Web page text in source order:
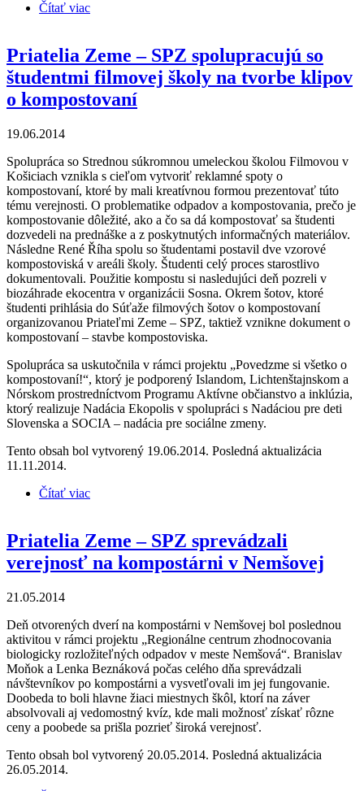
Čítať viac
Priatelia Zeme – SPZ spolupracujú so
študentmi filmovej školy na tvorbe klipov
o kompostovaní
19.06.2014
Spolupráca so Strednou súkromnou umeleckou školou Filmovou v
Košiciach vznikla s cieľom vytvoriť reklamné spoty o
kompostovaní, ktoré by mali kreatívnou formou prezentovať túto
tému verejnosti. O problematike odpadov a kompostovania, prečo je
kompostovanie dôležité, ako a čo sa dá kompostovať sa študenti
dozvedeli na prednáške a z poskytnutých informačných materiálov.
Následne René Říha spolu so študentami postavil dve vzorové
kompostoviská v areáli školy. Študenti celý proces starostlivo
dokumentovali. Použitie kompostu si nasledujúci deň pozreli v
biozáhrade ekocentra v organizácii Sosna. Okrem šotov, ktoré
študenti prihlásia do Súťaže filmových šotov o kompostovaní
organizovanou Priateľmi Zeme – SPZ, taktiež vznikne dokument o
kompostovaní – stavbe kompostoviska.
Spolupráca sa uskutočnila v rámci projektu „Povedzme si všetko o
kompostovaní!“, ktorý je podporený Islandom, Lichtenštajnskom a
Nórskom prostredníctvom Programu Aktívne občianstvo a inklúzia,
ktorý realizuje Nadácia Ekopolis v spolupráci s Nadáciou pre deti
Slovenska a SOCIA – nadácia pre sociálne zmeny.
Tento obsah bol vytvorený 19.06.2014. Posledná aktualizácia
11.11.2014.
Čítať viac
Priatelia Zeme – SPZ sprevádzali
verejnosť na kompostárni v Nemšovej
21.05.2014
Deň otvorených dverí na kompostárni v Nemšovej bol poslednou
aktivitou v rámci projektu „Regionálne centrum zhodnocovania
biologicky rozložiteľných odpadov v meste Nemšová“. Branislav
Moňok a Lenka Beznáková počas celého dňa sprevádzali
návštevníkov po kompostárni a vysvetľovali im jej fungovanie.
Doobeda to boli hlavne žiaci miestnych škôl, ktorí na záver
absolvovali aj vedomostný kvíz, kde mali možnosť získať rôzne
ceny a poobede sa prišla pozrieť široká verejnosť.
Tento obsah bol vytvorený 20.05.2014. Posledná aktualizácia
26.05.2014.